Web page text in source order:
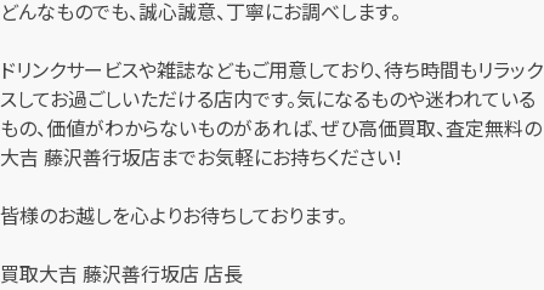
どんなものでも、誠心誠意、丁寧にお調べします。
ドリンクサービスや雑誌などもご用意しており、待ち時間もリラック
スしてお過ごしいただける店内です。気になるものや迷われている
もの、価値がわからないものがあれば、ぜひ高価買取、査定無料の
大吉 藤沢善行坂店までお気軽にお持ちください!
皆様のお越しを心よりお待ちしております。
買取大吉 藤沢善行坂店 店長